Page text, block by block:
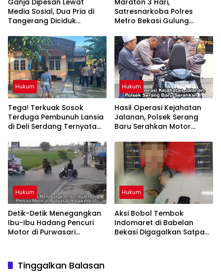
Ganja Dipesan Lewat
Media Sosial, Dua Pria di
Tangerang Diciduk
Metro Bekasi
Maraton 3 Hari,
Satresnarkoba Polres
Metro Bekasi Gulung
Tramadol
Hukum
Tega! Terkuak Sosok
Terduga Pembunuh Lansia
di Deli Serdang Ternyata
Korban
Hukum
Hasil Operasi Kejahatan
Jalanan, Polsek Serang
Baru Serahkan Motor
Hukum
Detik-Detik Menegangkan
Ibu-Ibu Hadang Pencuri
Motor di Purwasari
Hukum
Aksi Bobol Tembok
Indomaret di Babelan
Bekasi Digagalkan Satpam
Tinggalkan Balasan